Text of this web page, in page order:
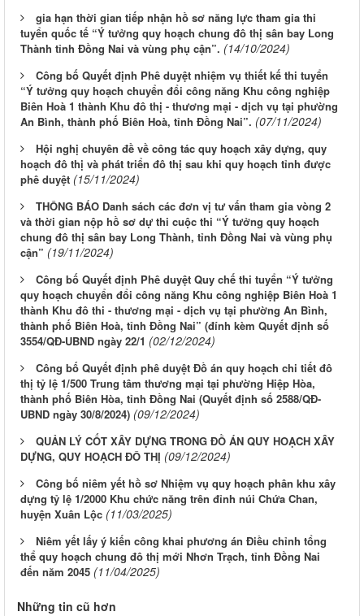
gia hạn thời gian tiếp nhận hồ sơ năng lực tham gia thi
tuyển quốc tế “Ý tưởng quy hoạch chung đô thị sân bay Long
Thành tỉnh Đồng Nai và vùng phụ cận”. (14/10/2024)
Công bố Quyết định Phê duyệt nhiệm vụ thiết kế thi tuyển
“Ý tưởng quy hoạch chuyển đổi công năng Khu công nghiệp
Biên Hoà 1 thành Khu đô thị - thương mại - dịch vụ tại phường
An Bình, thành phố Biên Hoà, tỉnh Đồng Nai”. (07/11/2024)
Hội nghị chuyên đề về công tác quy hoạch xây dựng, quy
hoạch đô thị và phát triển đô thị sau khi quy hoạch tỉnh được
phê duyệt (15/11/2024)
THÔNG BÁO Danh sách các đơn vị tư vấn tham gia vòng 2
và thời gian nộp hồ sơ dự thi cuộc thi “Ý tưởng quy hoạch
chung đô thị sân bay Long Thành, tỉnh Đồng Nai và vùng phụ
cận” (19/11/2024)
Công bố Quyết định Phê duyệt Quy chế thi tuyển “Ý tưởng
quy hoạch chuyển đổi công năng Khu công nghiệp Biên Hoà 1
thành Khu đô thi - thương mại - dịch vụ tại phường An Bình,
thành phố Biên Hoà, tỉnh Đồng Nai” (đính kèm Quyết định số
3554/QĐ-UBND ngày 22/1 (02/12/2024)
Công bố Quyết định phê duyệt Đồ án quy hoạch chi tiết đô
thị tỷ lệ 1/500 Trung tâm thương mại tại phường Hiệp Hòa,
thành phố Biên Hòa, tỉnh Đồng Nai (Quyết định số 2588/QĐ-
UBND ngày 30/8/2024) (09/12/2024)
QUẢN LÝ CỐT XÂY DỰNG TRONG ĐỒ ÁN QUY HOẠCH XÂY
DỰNG, QUY HOẠCH ĐÔ THỊ (09/12/2024)
Công bố niêm yết hồ sơ Nhiệm vụ quy hoạch phân khu xây
dựng tỷ lệ 1/2000 Khu chức năng trên đỉnh núi Chứa Chan,
huyện Xuân Lộc (11/03/2025)
Niêm yết lấy ý kiến công khai phương án Điều chỉnh tổng
thể quy hoạch chung đô thị mới Nhơn Trạch, tỉnh Đồng Nai
đến năm 2045 (11/04/2025)
Những tin cũ hơn